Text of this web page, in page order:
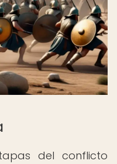
del conflicto